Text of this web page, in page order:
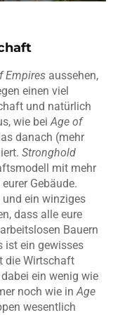
Empires aussehen,
einen viel
und natürlich
wie beiAge of
danach (mehr
Stronghold
mit mehr
Gebäude.
ein winziges
dass alle eure
Bauern
ist ein gewisses
die Wirtschaft
ein wenig wie
noch wie inAge
wesentlich